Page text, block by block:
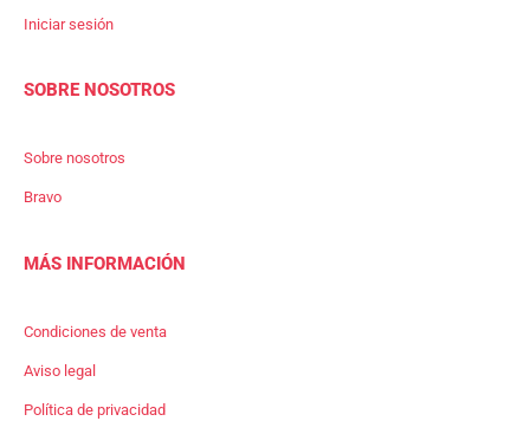
Iniciar sesión
SOBRE NOSOTROS
Sobre nosotros
Bravo
MÁS INFORMACIÓN
Condiciones de venta
Aviso legal
Política de privacidad